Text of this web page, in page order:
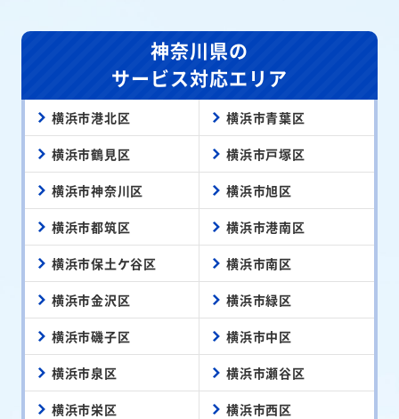
神奈川県の
サービス対応エリア
横浜市港北区 横浜市青葉区
横浜市鶴見区 横浜市戸塚区
横浜市神奈川区 横浜市旭区
横浜市都筑区 横浜市港南区
横浜市保土ケ谷区 横浜市南区
横浜市金沢区 横浜市緑区
横浜市磯子区 横浜市中区
横浜市泉区 横浜市瀬谷区
横浜市栄区 横浜市西区